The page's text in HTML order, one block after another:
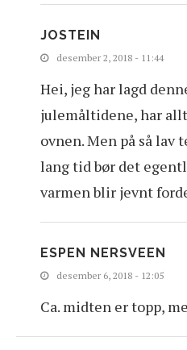
JOSTEIN
desember 2, 2018 - 11:44
Hei, jeg har lagd
julemåltidene, har
ovnen. Men på så lav
lang tid bør det
varmen blir jevnt
ESPEN NERSVEEN
desember 6, 2018 - 12:05
Ca. midten er topp,